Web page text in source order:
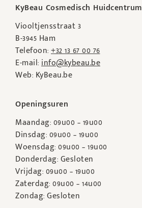
KyBeau Cosmedisch Huidcentrum
Viooltjensstraat 3
B-3945 Ham
Telefoon:+32 13 67 00 76
E-mail:info@kybeau.be
Web: KyBeau.be
Openingsuren
Maandag: 09u00 – 19u00
Dinsdag: 09u00 – 19u00
Woensdag: 09u00 – 19u00
Donderdag: Gesloten
Vrijdag: 09u00 – 19u00
Zaterdag: 09u00 – 14u00
Zondag: Gesloten